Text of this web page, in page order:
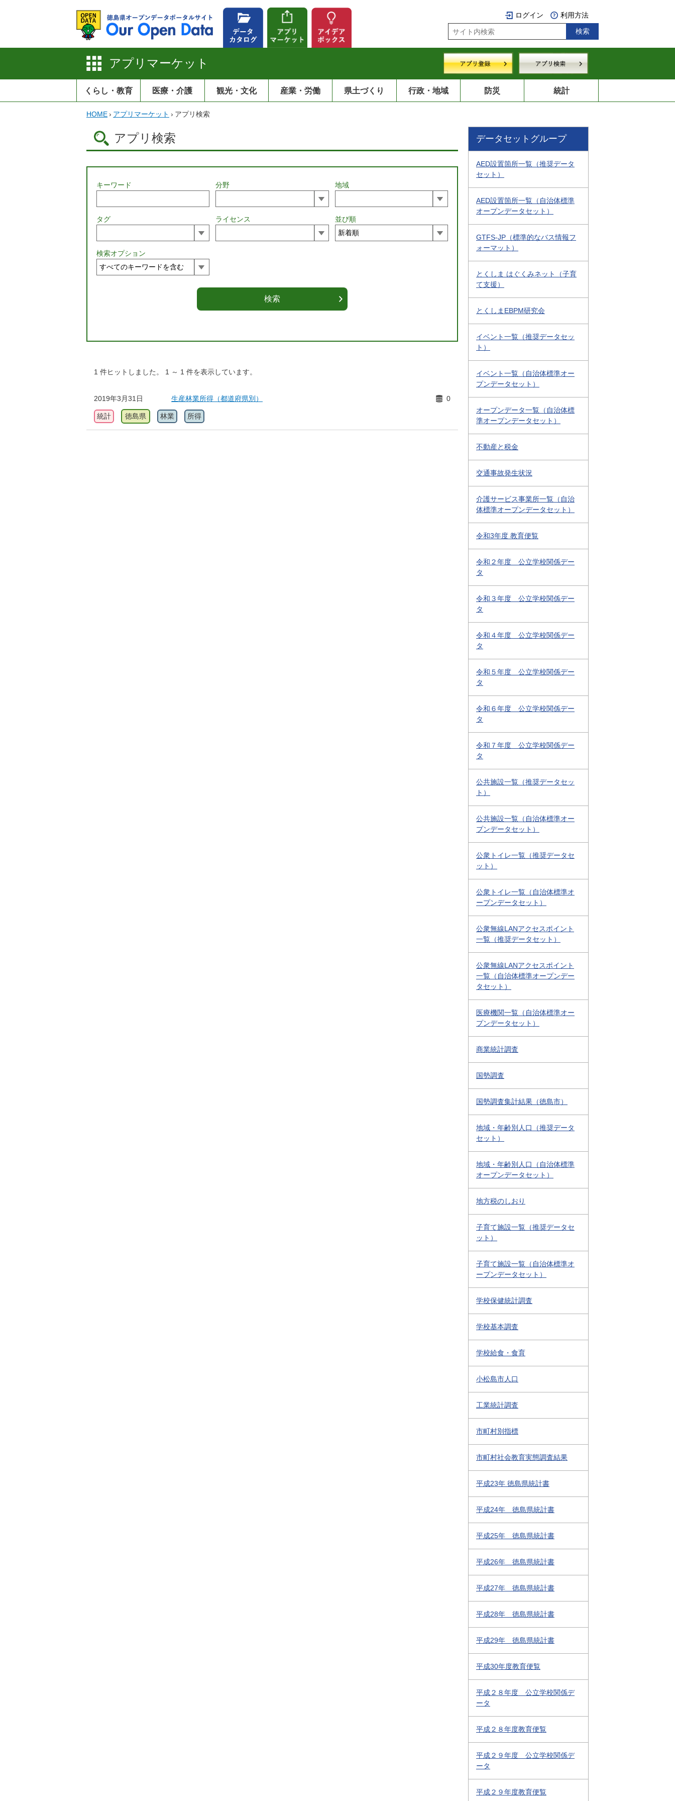
ログイン 利用方法
アプリマーケット
くらし・教育 医療・介護 観光・文化 産業・労働 県土づくり 行政・地域 防災 統計
HOME› アプリマーケット › アプリ検索
アプリ検索
キーワード 分野 地域
タグ ライセンス 並び順
検索オプション
1 件ヒットしました。 1 ～ 1 件を表示しています。
2019年3月31日 生産林業所得（都道府県別） 0
統計 徳島県 林業 所得
データセットグループ
AED設置箇所一覧（推奨データ
セット）
AED設置箇所一覧（自治体標準
オープンデータセット）
GTFS-JP（標準的なバス情報フ
ォーマット）
とくしま はぐくみネット（子育
て支援）
とくしまEBPM研究会
イベント一覧（推奨データセッ
ト）
イベント一覧（自治体標準オー
プンデータセット）
オープンデータ一覧（自治体標
準オープンデータセット）
不動産と税金
交通事故発生状況
介護サービス事業所一覧（自治
体標準オープンデータセット）
令和3年度 教育便覧
令和２年度 公立学校関係デー
タ
令和３年度 公立学校関係デー
タ
令和４年度 公立学校関係デー
タ
令和５年度 公立学校関係デー
タ
令和６年度 公立学校関係デー
タ
令和７年度 公立学校関係デー
タ
公共施設一覧（推奨データセッ
ト）
公共施設一覧（自治体標準オー
プンデータセット）
公衆トイレ一覧（推奨データセ
ット）
公衆トイレ一覧（自治体標準オ
ープンデータセット）
公衆無線LANアクセスポイント
一覧（推奨データセット）
公衆無線LANアクセスポイント
一覧（自治体標準オープンデー
タセット）
医療機関一覧（自治体標準オー
プンデータセット）
商業統計調査
国勢調査
国勢調査集計結果（徳島市）
地域・年齢別人口（推奨データ
セット）
地域・年齢別人口（自治体標準
オープンデータセット）
地方税のしおり
子育て施設一覧（推奨データセ
ット）
子育て施設一覧（自治体標準オ
ープンデータセット）
学校保健統計調査
学校基本調査
学校給食・食育
小松島市人口
工業統計調査
市町村別指標
市町村社会教育実態調査結果
平成23年 徳島県統計書
平成24年 徳島県統計書
平成25年 徳島県統計書
平成26年 徳島県統計書
平成27年 徳島県統計書
平成28年 徳島県統計書
平成29年 徳島県統計書
平成30年度教育便覧
平成２８年度 公立学校関係デ
ータ
平成２８年度教育便覧
平成２９年度 公立学校関係デ
ータ
平成２９年度教育便覧